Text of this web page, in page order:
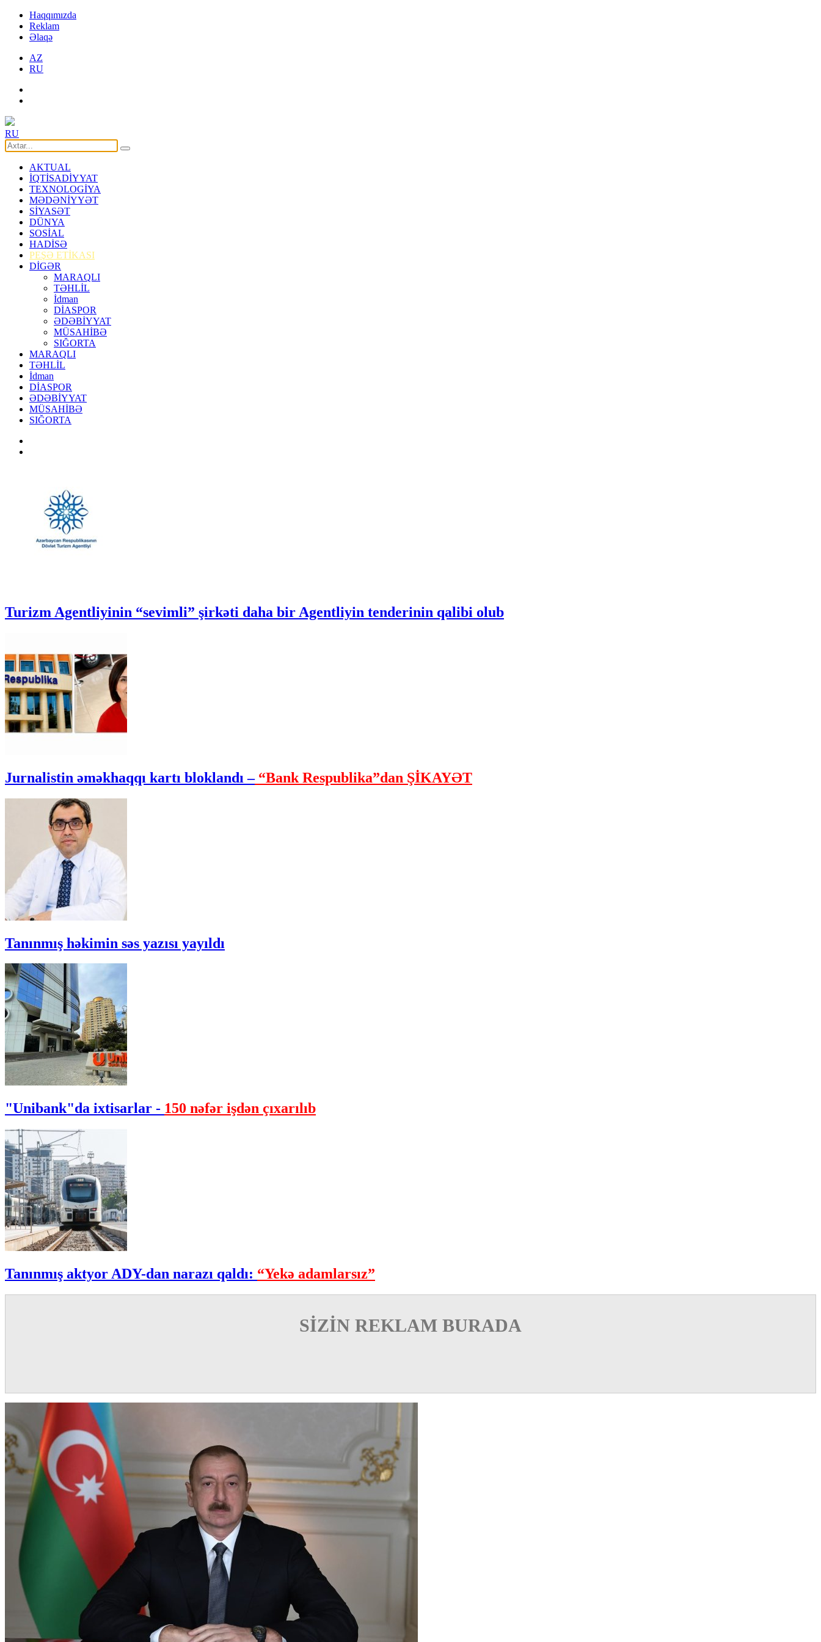
Haqqımızda
Reklam
Əlaqə
AZ
RU
RU
AKTUAL
İQTİSADİYYAT
TEXNOLOGİYA
MƏDƏNİYYƏT
SİYASƏT
DÜNYA
SOSİAL
HADİSƏ
PEŞƏ ETİKASI
DİGƏR
MARAQLI
TƏHLİL
İdman
DİASPOR
ƏDƏBİYYAT
MÜSAHİBƏ
SIĞORTA
MARAQLI
TƏHLİL
İdman
DİASPOR
ƏDƏBİYYAT
MÜSAHİBƏ
SIĞORTA
Turizm Agentliyinin “sevimli” şirkəti daha bir Agentliyin tenderinin qalibi olub
Jurnalistin əməkhaqqı kartı bloklandı –“Bank Respublika”dan ŞİKAYƏT
Tanınmış həkimin səs yazısı yayıldı
"Unibank"da ixtisarlar - 150 nəfər işdən çıxarılıb
Tanınmış aktyor ADY-dan narazı qaldı: “Yekə adamlarsız”
SİZİN REKLAM BURADA